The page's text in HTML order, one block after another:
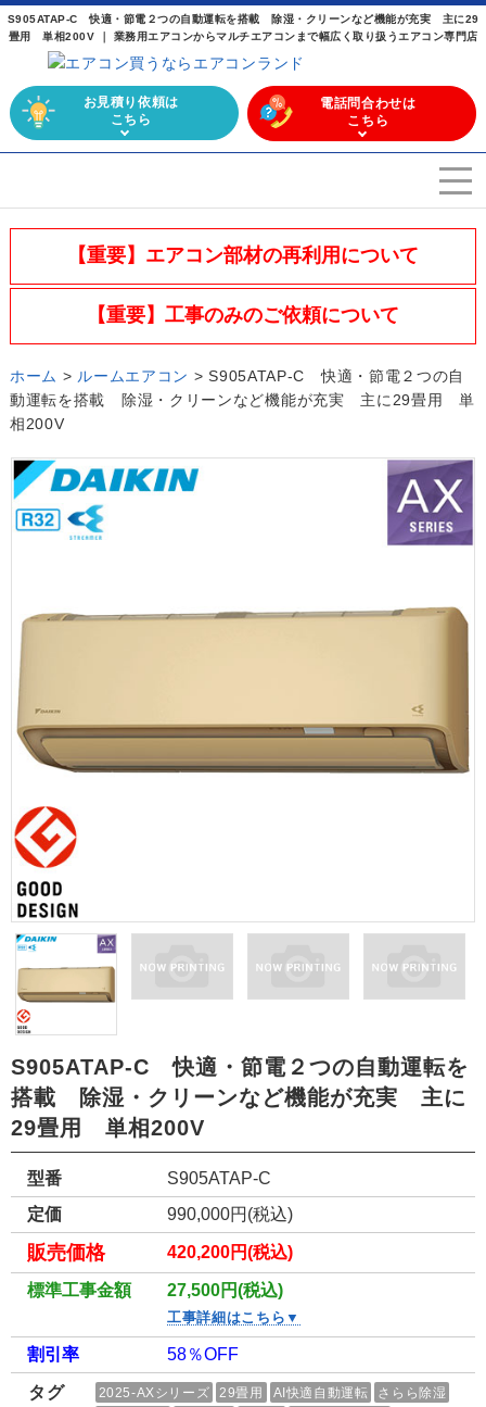
S905ATAP-C 快適・節電２つの自動運転を搭載 除湿・クリーンなど機能が充実 主に29
畳用 単相200V ｜ 業務用エアコンからマルチエアコンまで幅広く取り扱うエアコン専門店
お見積り依頼は
こちら
電話問合わせは
こちら
エアコンを選ぶ
Airconditioner search
店舗案内
施工実績
Work
Question
お問い合わせ
Estimate request
【重要】エアコン部材の再利用について
【重要】工事のみのご依頼について
ホーム > ルームエアコン >S905ATAP-C 快適・節電２つの自
動運転を搭載 除湿・クリーンなど機能が充実 主に29畳用 単
相200V
S905ATAP-C 快適・節電２つの自動運転を
搭載 除湿・クリーンなど機能が充実 主に
29畳用 単相200V
型番
S905ATAP-C
定価
990,000円(税込)
販売価格 420,200円(税込)
標準工事金額 27,500円(税込)
工事詳細はこちら▼
割引率 58％OFF
タグ 2025-AXシリーズ 29畳用 AI快適自動運転
さらら除湿